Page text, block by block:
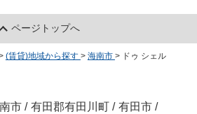
ページトップへ
(賃貸)地域から探す > 海南市 > ドゥ シェル
市 / 有田郡有田川町 / 有田市 /